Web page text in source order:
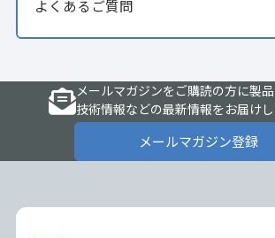
よくあるご質問
メールマガジンをご購読の方に製品
技術情報などの最新情報をお届けし
メールマガジン登録